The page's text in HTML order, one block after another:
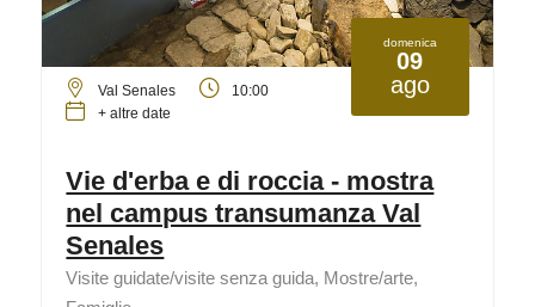
domenica
09
ago
Val Senales
10:00
+ altre date
Vie d'erba e di roccia - mostra
nel campus transumanza Val
Senales
Visite guidate/visite senza guida, Mostre/arte,